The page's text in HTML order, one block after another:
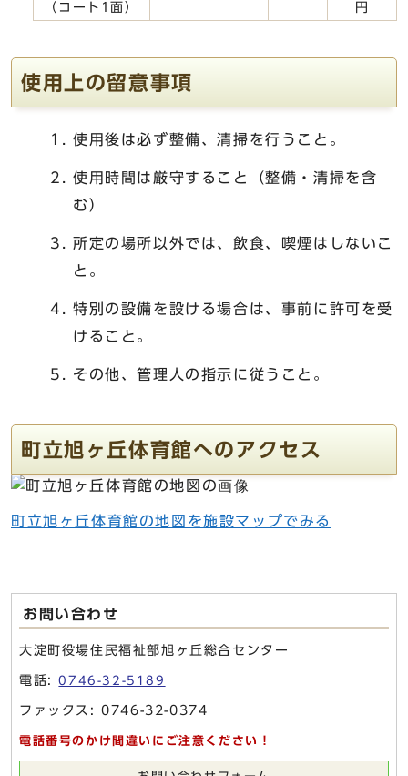
（コート1面）
円
使用上の留意事項
使用後は必ず整備、清掃を行うこと。
使用時間は厳守すること（整備・清掃を含
む）
所定の場所以外では、飲食、喫煙はしないこ
と。
特別の設備を設ける場合は、事前に許可を受
けること。
その他、管理人の指示に従うこと。
町立旭ヶ丘体育館へのアクセス
町立旭ヶ丘体育館の地図を施設マップでみる
お問い合わせ
大淀町役場住民福祉部旭ヶ丘総合センター
電話:0746-32-5189
ファックス: 0746-32-0374
電話番号のかけ間違いにご注意ください！